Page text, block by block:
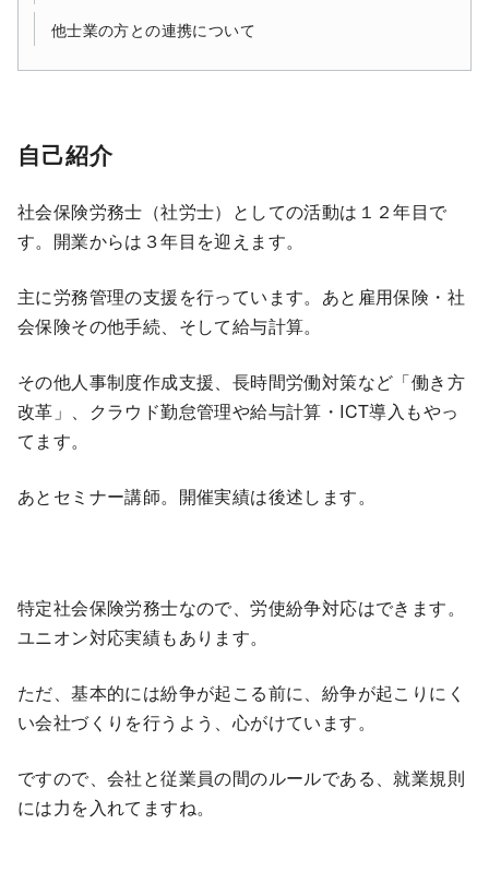
他士業の方との連携について
自己紹介
社会保険労務士（社労士）としての活動は１２年目で
す。開業からは３年目を迎えます。
主に労務管理の支援を行っています。あと雇用保険・社
会保険その他手続、そして給与計算。
その他人事制度作成支援、長時間労働対策など「働き方
改革」、クラウド勤怠管理や給与計算・ICT導入もやっ
てます。
あとセミナー講師。開催実績は後述します。
特定社会保険労務士なので、労使紛争対応はできます。
ユニオン対応実績もあります。
ただ、基本的には紛争が起こる前に、紛争が起こりにく
い会社づくりを行うよう、心がけています。
ですので、会社と従業員の間のルールである、就業規則
には力を入れてますね。